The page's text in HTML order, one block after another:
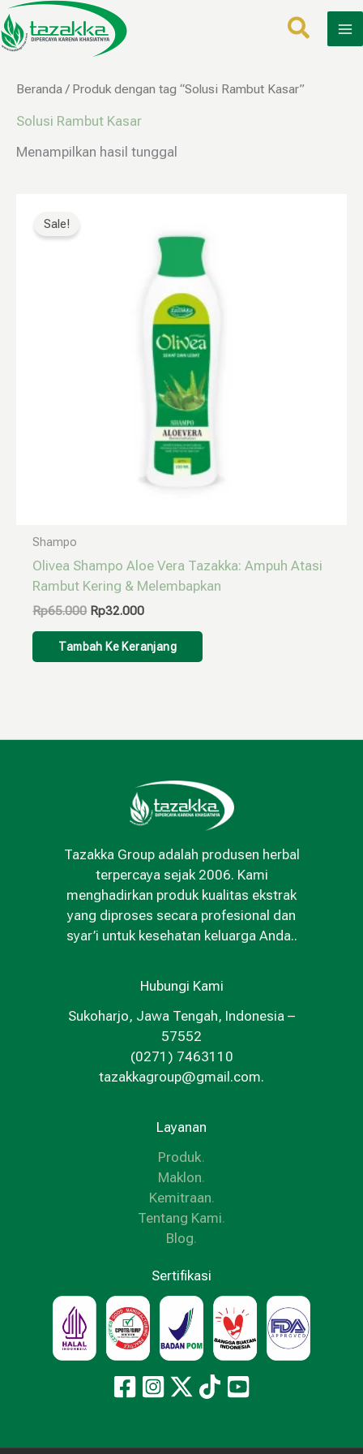
Lewati
ke
konten
Beranda / Produk dengan tag “Solusi Rambut Kasar”
Solusi Rambut Kasar
Menampilkan hasil tunggal
Sale!
Shampo
Olivea Shampo Aloe Vera Tazakka: Ampuh Atasi
Rambut Kering & Melembapkan
Rp65.000 Rp32.000
adalah:
Rp32.000.
Tambah Ke Keranjang
Tazakka Group adalah produsen herbal
terpercaya sejak 2006. Kami
menghadirkan produk kualitas ekstrak
yang diproses secara profesional dan
syar’i untuk kesehatan keluarga Anda..
Hubungi Kami
Sukoharjo, Jawa Tengah, Indonesia –
57552
(0271) 7463110
tazakkagroup@gmail.com.
Layanan
Produk.
Maklon.
Kemitraan.
Tentang Kami.
Blog.
Sertifikasi